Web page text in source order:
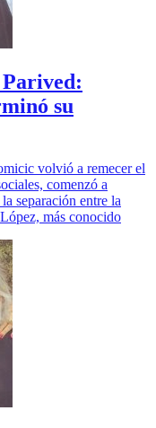
Parived:
su
volvió a remecer el
comenzó a
separación entre la
más conocido